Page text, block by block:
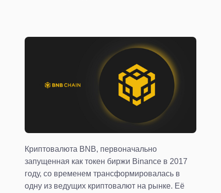
Криптовалюта BNB, первоначально
запущенная как токен биржи Binance в 2017
году, со временем трансформировалась в
одну из ведущих криптовалют на рынке. Её